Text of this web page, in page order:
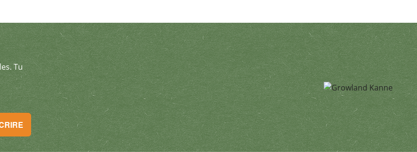
des offres exceptionnelles. Tu peux te désinscrire à tout
Tu
Tu peux te désinscrire à tout moment. S'INSCRIRE